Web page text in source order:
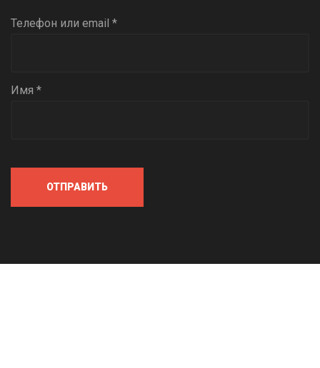
Телефон или email *
Имя *
ОТПРАВИТЬ